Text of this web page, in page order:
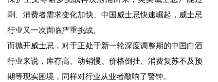
剩、消费者需求变化加快、中国威士忌快速崛起，威士忌
行业又一次面临严重挑战。
而抛开威士忌，对于正处于新一轮深度调整期的中国白酒
行业来说，库存高、动销慢、价格倒挂、消费复苏不及预
期等现实困境，同样对行业从业者敲响了警钟。